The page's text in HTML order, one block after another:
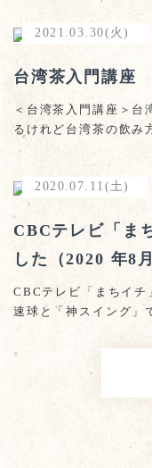
2021.03.30(火)
台湾茶入門講座
＜台湾茶入門講座＞台
るけれど台湾茶の飲み
2020.07.11(土)
CBCテレビ「ま
した（2020 年8
CBCテレビ「まちイ
速球と「神スイング」